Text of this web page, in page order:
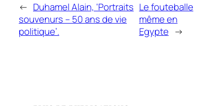
← Duhamel Alain, ‘Portraits
souvenurs – 50 ans de vie
politique’.
Le fouteballe
même en
Egypte →